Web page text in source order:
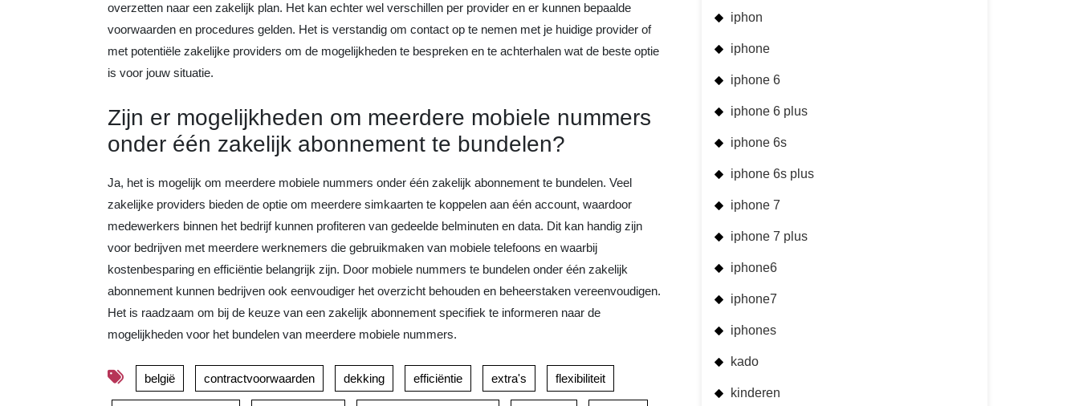
overzetten naar een zakelijk plan. Het kan echter wel verschillen per provider en er kunnen bepaalde
voorwaarden en procedures gelden. Het is verstandig om contact op te nemen met je huidige provider of
met potentiële zakelijke providers om de mogelijkheden te bespreken en te achterhalen wat de beste optie
is voor jouw situatie.
Zijn er mogelijkheden om meerdere mobiele nummers
onder één zakelijk abonnement te bundelen?
Ja, het is mogelijk om meerdere mobiele nummers onder één zakelijk abonnement te bundelen. Veel
zakelijke providers bieden de optie om meerdere simkaarten te koppelen aan één account, waardoor
medewerkers binnen het bedrijf kunnen profiteren van gedeelde belminuten en data. Dit kan handig zijn
voor bedrijven met meerdere werknemers die gebruikmaken van mobiele telefoons en waarbij
kostenbesparing en efficiëntie belangrijk zijn. Door mobiele nummers te bundelen onder één zakelijk
abonnement kunnen bedrijven ook eenvoudiger het overzicht behouden en beheerstaken vereenvoudigen.
Het is raadzaam om bij de keuze van een zakelijk abonnement specifiek te informeren naar de
mogelijkheden voor het bundelen van meerdere mobiele nummers.
belgië contractvoorwaarden dekking efficiëntie extra's flexibiliteit
iphon
iphone
iphone 6
iphone 6 plus
iphone 6s
iphone 6s plus
iphone 7
iphone 7 plus
iphone6
iphone7
iphones
kado
kinderen